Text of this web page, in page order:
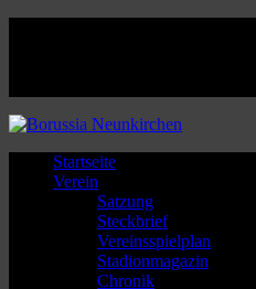
Startseite
Verein
Satzung
Steckbrief
Vereinsspielplan
Stadionmagazin
Chronik